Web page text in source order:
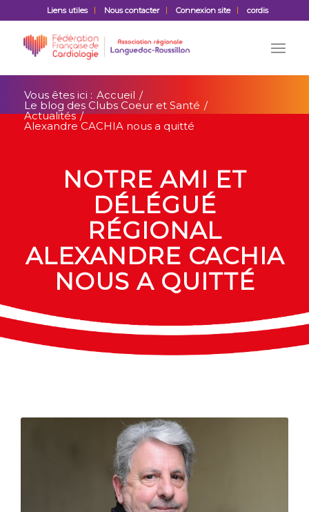
Liens utiles Nous contacter Connexion site cordis
Vous êtes ici : Accueil /
Le blog des Clubs Coeur et Santé /
Actualités /
Alexandre CACHIA nous a quitté
NOTRE AMI ET
DÉLÉGUÉ
RÉGIONAL
ALEXANDRE CACHIA
NOUS A QUITTÉ